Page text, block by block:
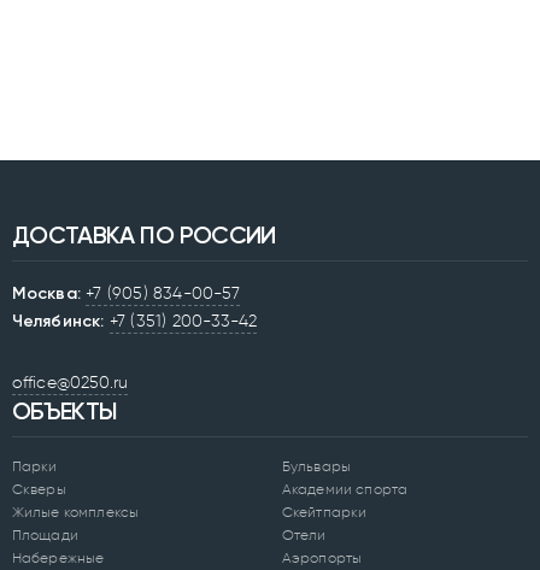
ДОСТАВКА ПО РОССИИ
Москва: +7 (905) 834-00-57
Челябинск: +7 (351) 200-33-42
office@0250.ru
ОБЪЕКТЫ
Парки
Скверы
Жилые комплексы
Площади
Набережные
Бульвары
Академии спорта
Скейтпарки
Отели
Аэропорты